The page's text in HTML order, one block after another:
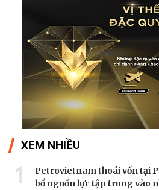
XEM NHIỀU
1
Petrovietnam thoái vốn tại
bổ nguồn lực tập trung vào